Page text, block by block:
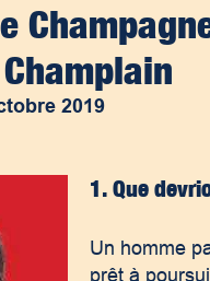
2019
1. Que
Un homme
prêt à